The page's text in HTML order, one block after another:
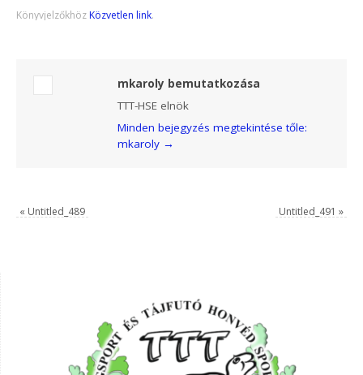
Könyvjelzőkhöz Közvetlen link.
mkaroly bemutatkozása
TTT-HSE elnök
Minden bejegyzés megtekintése tőle:
mkaroly →
« Untitled_489 Untitled_491 »